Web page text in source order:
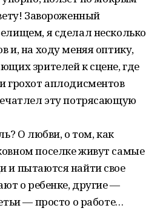
Завороженный
я сделал несколько
и, на ходу меняя оптику,
зрителей к сцене, где
грохот аплодисментов
эту потрясающую
О любви, о том, как
поселке живут самые
и пытаются найти свое
о ребенке, другие —
— просто о работе…